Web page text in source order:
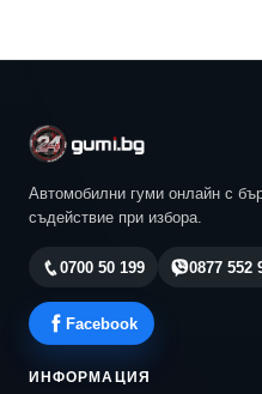
Автомобилни гуми онлайн с
съдействие при избора.
0700 50 199 0877 552
Facebook
ИНФОРМАЦИЯ